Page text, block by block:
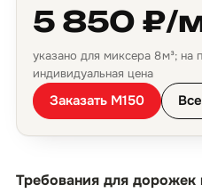
5 850 ₽/
указано для миксера 8 м³; на
индивидуальная цена
Заказать М150
Требования для дорожек